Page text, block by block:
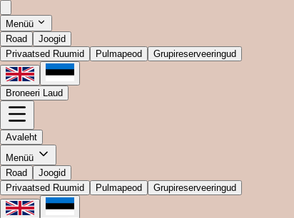
Menüü
Road
Joogid
Privaatsed Ruumid
Pulmapeod Grupireserveeringud
Broneeri Laud
Avaleht
Menüü
Road
Joogid
Privaatsed Ruumid
Pulmapeod Grupireserveeringud